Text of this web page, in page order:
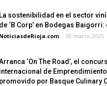
La sostenibilidad en el sector
de ‘B Corp’ en Bodegas Baigorri:
NoticiasdeRioja.com - 20 marzo 2025
‘On The Road’, el
internacional de Emprendimiento
promovido por Basque Culinary